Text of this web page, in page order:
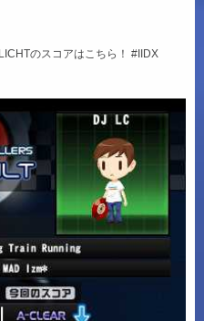
のスコアはこちら！ #IIDX